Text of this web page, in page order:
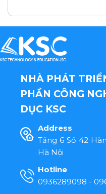
NHÀ PHÁT
PHẦN CÔNG
DỤC KSC
Address
Tầng 6 Số 42
Hà Nội
Hotline
0936289098 -